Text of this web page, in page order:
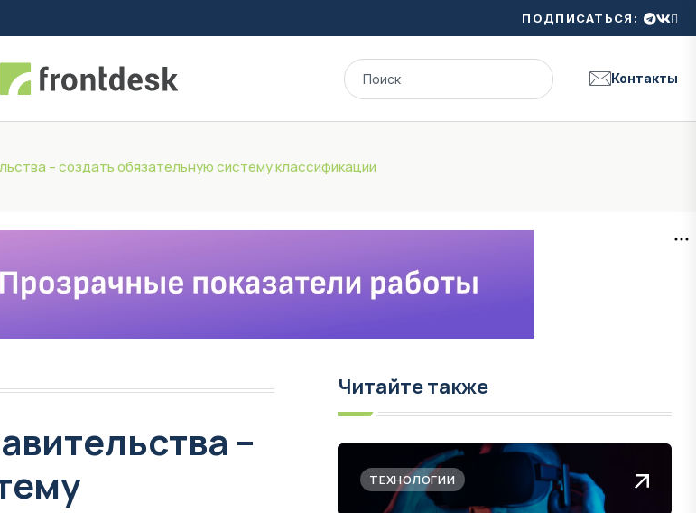
ПОДПИСАТЬСЯ:
Контакты
– создать обязательную систему классификации
–
Читайте также
ТЕХНОЛОГИИ